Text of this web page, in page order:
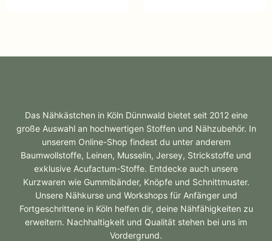
Das Nähkästchen in Köln Dünnwald bietet seit 2012 eine
große Auswahl an hochwertigen Stoffen und Nähzubehör. In
unserem Online-Shop findest du unter anderem
Baumwollstoffe, Leinen, Musselin, Jersey, Strickstoffe und
exklusive Acufactum-Stoffe. Entdecke auch unsere
Kurzwaren wie Gummibänder, Knöpfe und Schnittmuster.
Unsere Nähkurse und Workshops für Anfänger und
Fortgeschrittene in Köln helfen dir, deine Nähfähigkeiten zu
erweitern. Nachhaltigkeit und Qualität stehen bei uns im
Vordergrund.